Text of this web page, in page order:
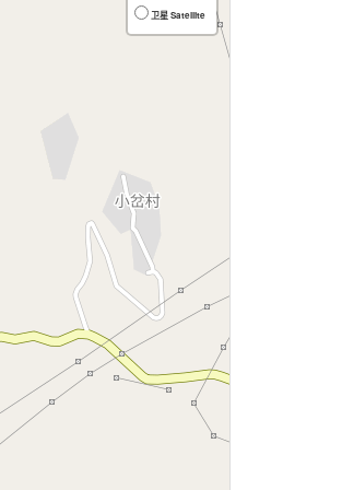
卫星 Satellite